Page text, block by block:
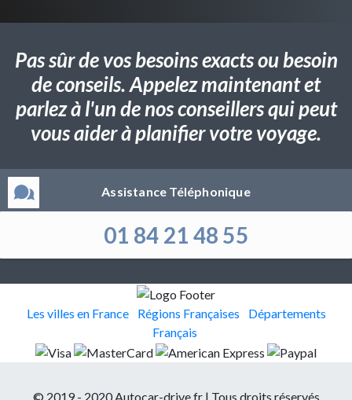
Pas sûr de vos besoins exacts ou besoin
de conseils. Appelez maintenant et
parlez à l'un de nos conseillers qui peut
vous aider à planifier votre voyage.
Assistance Téléphonique
01 84 21 48 55
Les villes en France Régions Françaises
Départements
Français
© 2019 - 2020 Autocar-drive.fr | Tous droits réservés